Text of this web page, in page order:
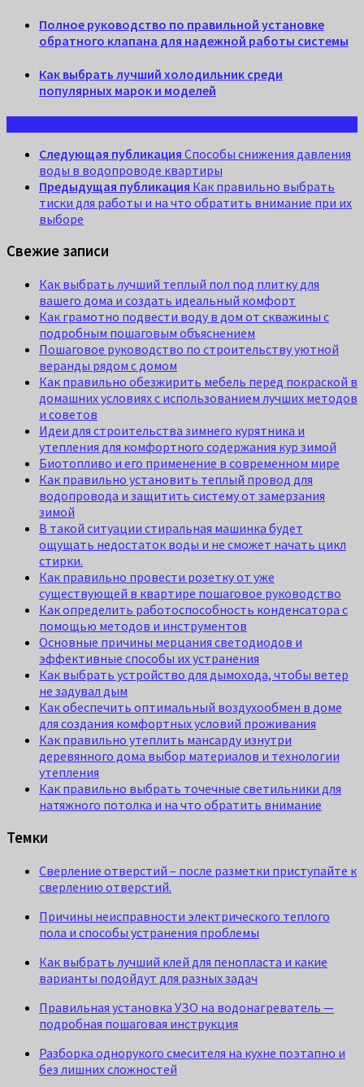
Полное руководство по правильной установке
обратного клапана для надежной работы системы
Как выбрать лучший холодильник среди
популярных марок и моделей
Следующая публикация Способы снижения давления
воды в водопроводе квартиры
Предыдущая публикация Как правильно выбрать
тиски для работы и на что обратить внимание при их
выборе
Свежие записи
Как выбрать лучший теплый пол под плитку для
вашего дома и создать идеальный комфорт
Как грамотно подвести воду в дом от скважины с
подробным пошаговым объяснением
Пошаговое руководство по строительству уютной
веранды рядом с домом
Как правильно обезжирить мебель перед покраской в
домашних условиях с использованием лучших методов
и советов
Идеи для строительства зимнего курятника и
утепления для комфортного содержания кур зимой
Биотопливо и его применение в современном мире
Как правильно установить теплый провод для
водопровода и защитить систему от замерзания
зимой
В такой ситуации стиральная машинка будет
ощущать недостаток воды и не сможет начать цикл
стирки.
Как правильно провести розетку от уже
существующей в квартире пошаговое руководство
Как определить работоспособность конденсатора с
помощью методов и инструментов
Основные причины мерцания светодиодов и
эффективные способы их устранения
Как выбрать устройство для дымохода, чтобы ветер
не задувал дым
Как обеспечить оптимальный воздухообмен в доме
для создания комфортных условий проживания
Как правильно утеплить мансарду изнутри
деревянного дома выбор материалов и технологии
утепления
Как правильно выбрать точечные светильники для
натяжного потолка и на что обратить внимание
Темки
Сверление отверстий – после разметки приступайте к
сверлению отверстий.
Причины неисправности электрического теплого
пола и способы устранения проблемы
Как выбрать лучший клей для пенопласта и какие
варианты подойдут для разных задач
Правильная установка УЗО на водонагреватель —
подробная пошаговая инструкция
Разборка однорукого смесителя на кухне поэтапно и
без лишних сложностей